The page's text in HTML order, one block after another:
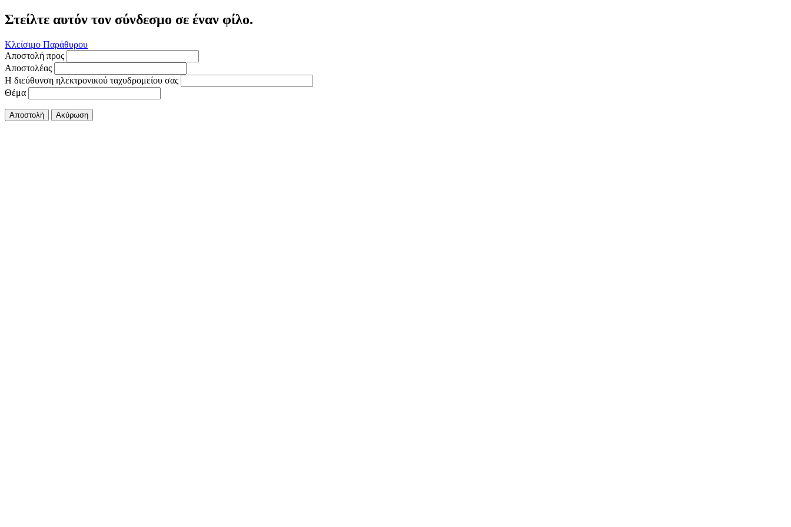
Στείλτε αυτόν τον σύνδεσμο σε έναν φίλο.
Κλείσιμο Παράθυρου
Αποστολή προς
Αποστολέας
Η διεύθυνση ηλεκτρονικού ταχυδρομείου σας
Θέμα
Αποστολή Ακύρωση